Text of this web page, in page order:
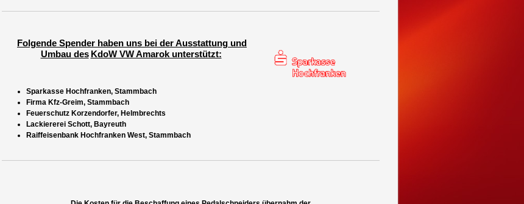
Folgende Spender haben uns bei der Ausstattung und
Umbau des KdoW VW Amarok unterstützt:
Sparkasse Hochfranken, Stammbach
Firma Kfz-Greim, Stammbach
Feuerschutz Korzendorfer, Helmbrechts
Lackiererei Schott, Bayreuth
Raiffeisenbank Hochfranken West, Stammbach